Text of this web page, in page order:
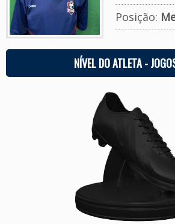
Posição:
NÍVEL DO ATLETA -